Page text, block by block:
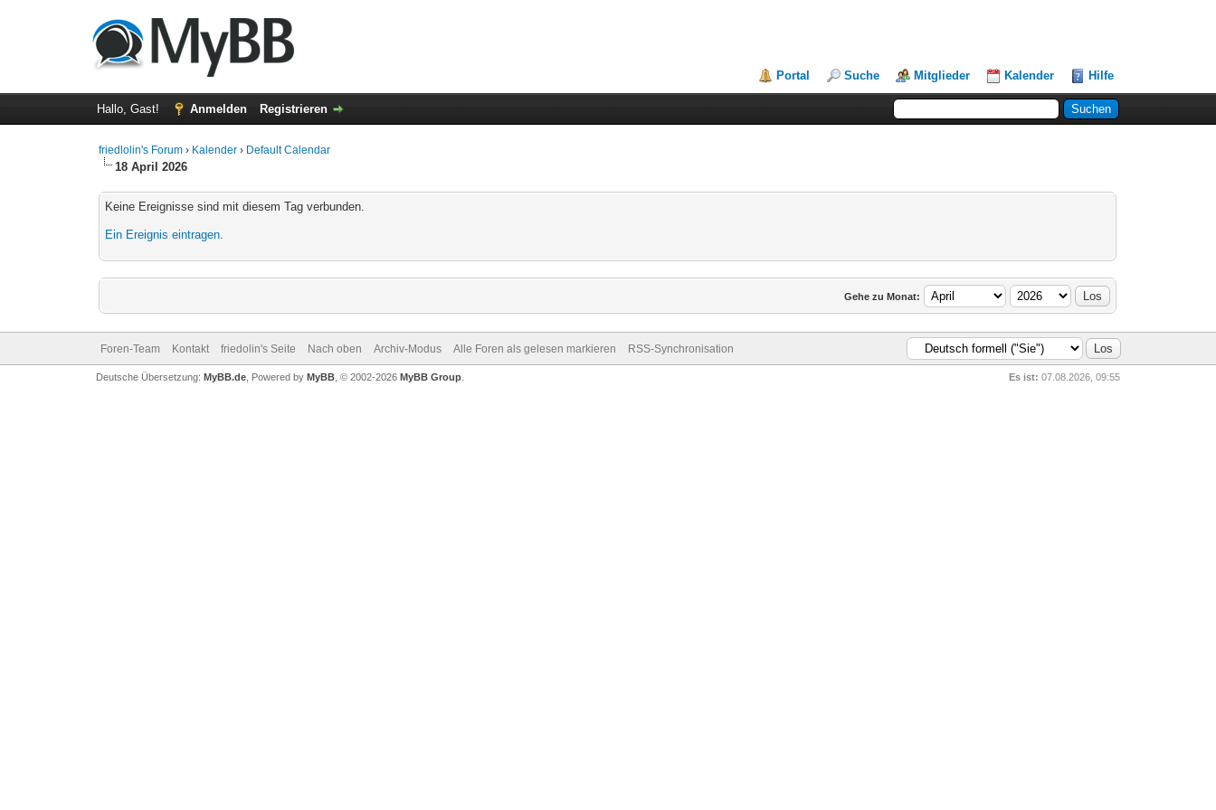
Portal Suche Mitglieder Kalender Hilfe
Hallo, Gast! Anmelden Registrieren
friedlolin's Forum › Kalender › Default Calendar
18 April 2026
Keine Ereignisse sind mit diesem Tag verbunden.
Ein Ereignis eintragen.
Gehe zu Monat:
Foren-Team Kontakt friedolin's Seite Nach oben Archiv-Modus Alle Foren als gelesen markieren RSS-Synchronisation
Es ist: 07.08.2026, 09:55
Deutsche Übersetzung: MyBB.de, Powered by MyBB, © 2002-2026 MyBB Group.